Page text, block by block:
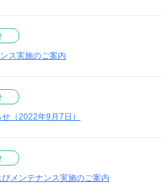
ス実施のご案内
（2022年9月7日）
メンテナンス実施のご案内